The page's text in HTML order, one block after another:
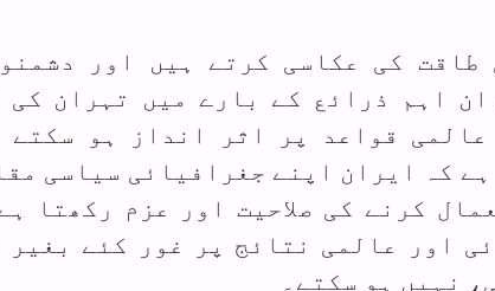
طاقت کی عکاسی کرتے ہیں اور
اہم ذرائع کے بارے میں تہران کی
قواعد پر اثر انداز ہو سکتے
کہ ایران اپنے جغرافیائی سیاسی
کرنے کی صلاحیت اور عزم رکھتا
اور عالمی نتائج پر غور کئے بغیر
نہیں ہو سکتے۔